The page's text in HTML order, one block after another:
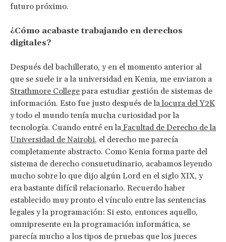
futuro próximo.
¿Cómo acabaste trabajando en derechos
digitales?
Después del bachillerato, y en el momento anterior al
que se suele ir a la universidad en Kenia, me enviaron a
Strathmore Collegepara estudiar gestión de sistemas de
información. Esto fue justo después de lalocura del Y2K
y todo el mundo tenía mucha curiosidad por la
tecnología. Cuando entré en la Facultad de Derecho de la
Universidad de Nairobi, el derecho me parecía
completamente abstracto. Como Kenia forma parte del
sistema de derecho consuetudinario, acabamos leyendo
mucho sobre lo que dijo algún Lord en el siglo XIX, y
era bastante difícil relacionarlo. Recuerdo haber
establecido muy pronto el vínculo entre las sentencias
legales y la programación: Si esto, entonces aquello,
omnipresente en la programación informática, se
parecía mucho a los tipos de pruebas que los jueces